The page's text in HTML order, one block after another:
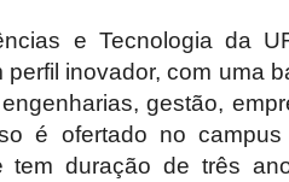
e Tecnologia da
inovador, com uma
gestão,
é ofertado no
tem duração de três